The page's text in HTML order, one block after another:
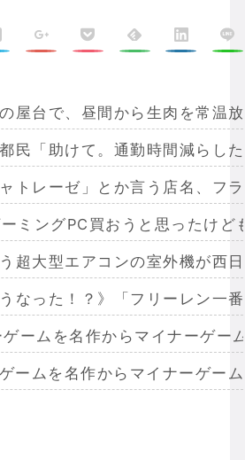
屋台で、昼間から生肉を常温
都民「助けて。通勤時間減らし
ャトレーゼ」とか言う店名、フ
ミングPC買おうと思ったけ
超大型エアコンの室外機が西
うなった！？》「フリーレン
ームを名作からマイナーゲー
ームを名作からマイナーゲー